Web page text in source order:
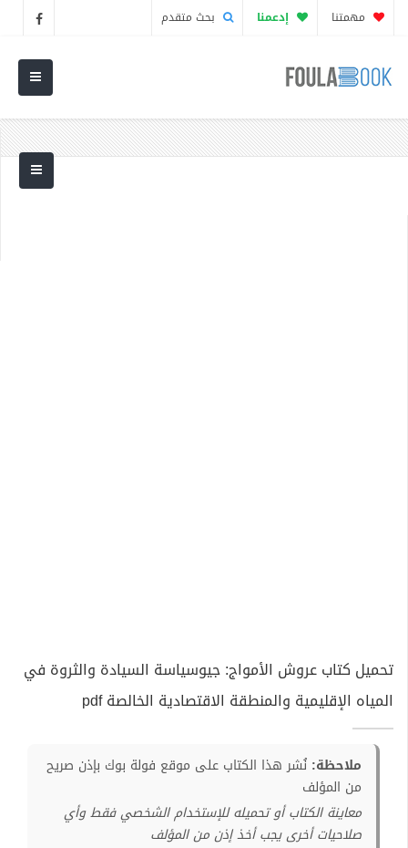
مهمتنا إدعمنا بحث متقدم
تحميل كتاب عروش الأمواج: جيوسياسة السيادة والثروة في
المياه الإقليمية والمنطقة الاقتصادية الخالصة pdf
ملاحظة: نُشر هذا الكتاب على موقع فولة بوك بإذن صريح
من المؤلف
معاينة الكتاب أو تحميله للإستخدام الشخصي فقط وأي
صلاحيات أخرى يجب أخذ إذن من المؤلف